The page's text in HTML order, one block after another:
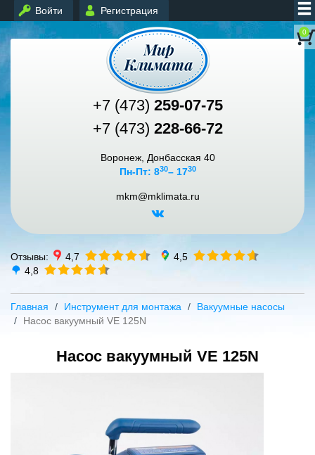
Войти Регистрация
0
+7 (473) 259-07-75
+7 (473) 228-66-72
Воронеж, Донбасская 40
Пн-Пт: 830– 1730
mkm@mklimata.ru
Отзывы: 4,7
4,5
4,8
Главная Инструмент для монтажа
Вакуумные насосы
Насос вакуумный VE 125N
Насос вакуумный VE 125N